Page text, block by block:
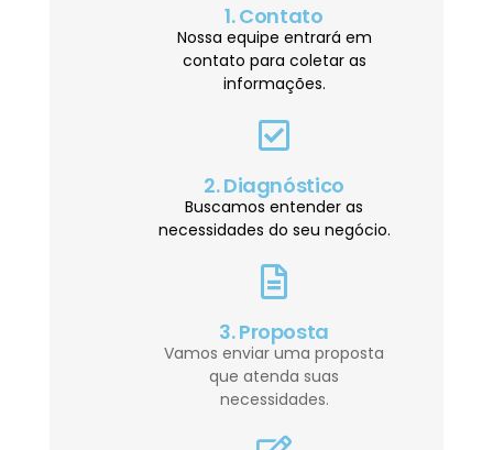
1. Contato
Nossa equipe entrará em
contato para coletar as
informações.
2. Diagnóstico
Buscamos entender as
necessidades do seu negócio.
3. Proposta
Vamos enviar uma proposta
que atenda suas
necessidades.